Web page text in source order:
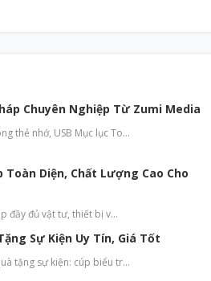
Chuyên Nghiệp Từ Zumi Media
thẻ nhớ, USB Mục lục To…
Diện, Chất Lượng Cao Cho
đầy đủ vật tư, thiết bị v…
Sự Kiện Uy Tín, Giá Tốt
tặng sự kiện: cúp biểu tr…